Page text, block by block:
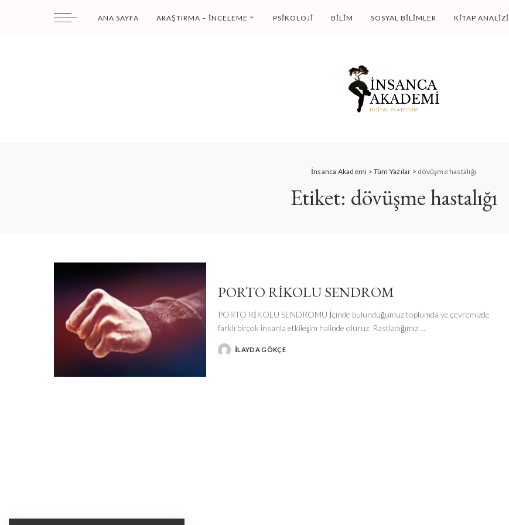
ANA SAYFA ARAŞTIRMA – İNCELEME PSIKOLOJI BILIM SOSYAL BILIMLER KITAP ANALIZI
İnsanca Akademi >Tüm Yazılar > dövüşme hastalığı
Etiket: dövüşme hastalığı
PORTO RİKOLU SENDROM
PORTO RİKOLU SENDROMU İçinde bulunduğumuz toplumda ve çevremizde
farklı birçok insanla etkileşim halinde oluruz. Rastladığımız ...
POSTEDİLAYDA GÖKÇE